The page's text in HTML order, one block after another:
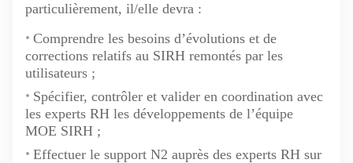
particulièrement, il/elle devra :
Comprendre les besoins d’évolutions et de
corrections relatifs au SIRH remontés par les
utilisateurs ;
Spécifier, contrôler et valider en coordination avec
les experts RH les développements de l’équipe
MOE SIRH ;
Effectuer le support N2 auprès des experts RH sur